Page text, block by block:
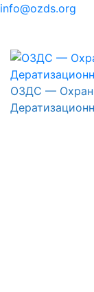
Перейти
info@ozds.org
ОЗДС —